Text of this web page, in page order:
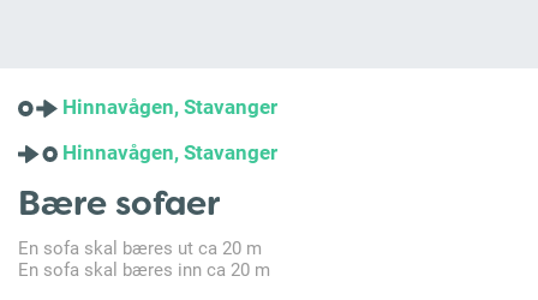
Hinnavågen, Stavanger
Hinnavågen, Stavanger
Bære sofaer
En sofa skal bæres ut ca 20 m
En sofa skal bæres inn ca 20 m